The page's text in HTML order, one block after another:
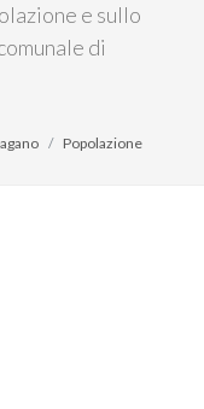
e sullo
di
Popolazione